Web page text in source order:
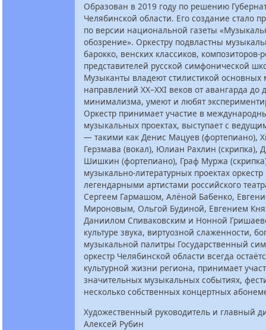
Образован в 2019 году по решению
Челябинской области. Его создание стало
по версии национальной газеты
обозрение». Оркестру подвластны
барокко, венских классиков, композиторов-
представителей русской симфонической
Музыканты владеют стилистикой основных
направлений XX–XXI веков от авангарда до
минимализма, умеют и любят
Оркестр принимает участие в
музыкальных проектах, выступает с
— такими как Денис Мацуев (фортепиано),
Герзмава (вокал), Юлиан Рахлин (скрипка),
Шишкин (фортепиано), Граф Муржа
музыкально-литературных проектах оркестр
легендарными артистами российского
Сергеем Гармашом, Алёной Бабенко,
Мироновым, Ольгой Будиной, Евгением
Даниилом Спиваковским и Нонной
культуре звука, виртуозной слаженности,
музыкальной палитры Государственный
оркестр Челябинской области всегда
культурной жизни региона, принимает
значительных музыкальных событиях,
несколько собственных концертных
Художественный руководитель и главный
Алексей Рубин